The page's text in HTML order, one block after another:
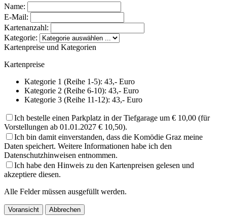
Name:
E-Mail:
Kartenanzahl:
Kategorie:
Kartenpreise und Kategorien
Kartenpreise
Kategorie 1 (Reihe 1-5): 43,- Euro
Kategorie 2 (Reihe 6-10): 43,- Euro
Kategorie 3 (Reihe 11-12): 43,- Euro
Ich bestelle einen Parkplatz in der Tiefgarage um € 10,00 (für
Vorstellungen ab 01.01.2027 € 10,50).
Ich bin damit einverstanden, dass die Komödie Graz meine
Daten speichert. Weitere Informationen habe ich den
Datenschutzhinweisen entnommen.
Ich habe den Hinweis zu den Kartenpreisen gelesen und
akzeptiere diesen.
Alle Felder müssen ausgefüllt werden.